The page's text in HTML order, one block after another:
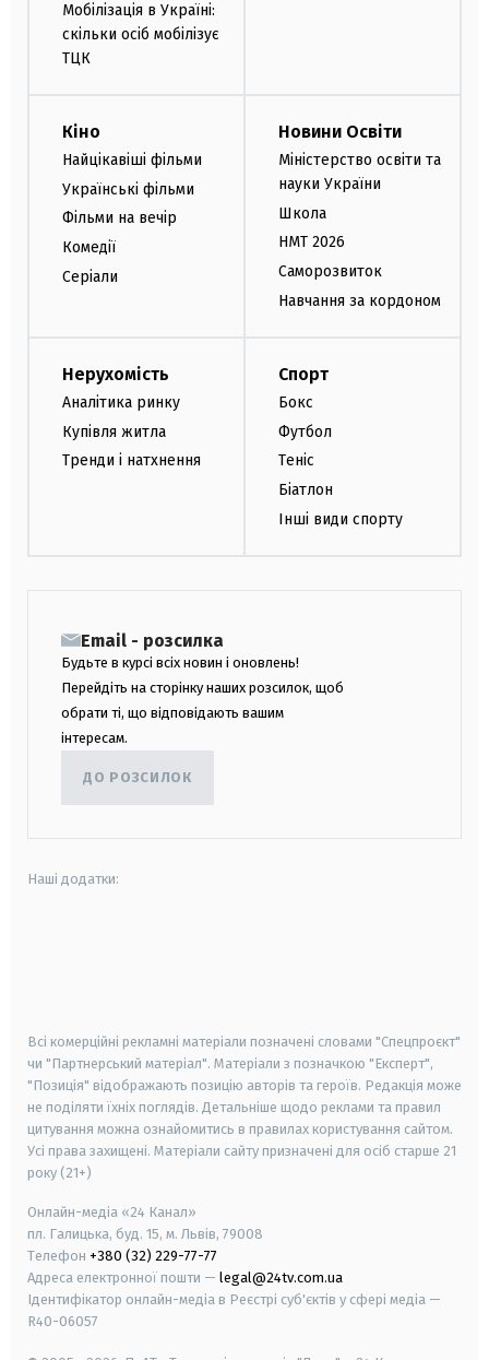
Мобілізація в Україні:
скільки осіб мобілізує
ТЦК
Кіно
Найцікавіші фільми
Українські фільми
Фільми на вечір
Комедії
Серіали
Новини Освіти
Міністерство освіти та
науки України
Школа
НМТ 2026
Саморозвиток
Навчання за кордоном
Нерухомість
Аналітика ринку
Купівля житла
Тренди і натхнення
Спорт
Бокс
Футбол
Теніс
Біатлон
Інші види спорту
Email - розсилка
Будьте в курсі всіх новин і оновлень!
Перейдіть на сторінку наших розсилок, щоб
обрати ті, що відповідають вашим
інтересам.
ДО РОЗСИЛОК
Наші додатки:
Всі комерційні рекламні матеріали позначені словами "Спецпроєкт"
чи "Партнерський матеріал". Матеріали з позначкою "Експерт",
"Позиція" відображають позицію авторів та героїв. Редакція може
не поділяти їхніх поглядів. Детальніше щодо реклами та правил
цитування можна ознайомитись в правилах користування сайтом.
Усі права захищені. Матеріали сайту призначені для осіб старше 21
року (21+)
Онлайн-медіа «24 Канал»
пл. Галицька, буд. 15, м. Львів, 79008
Телефон +380 (32) 229-77-77
Адреса електронної пошти — legal@24tv.com.ua
Ідентифікатор онлайн-медіа в Реєстрі суб'єктів у сфері медіа —
R40-06057